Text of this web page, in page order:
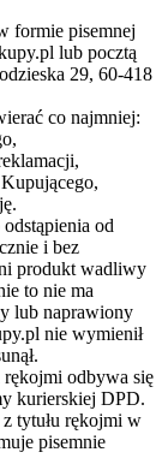
formie pisemnej
lub pocztą
29, 60-418
co najmniej:
od
i bez
produkt wadliwy
to nie ma
lub naprawiony
nie wymienił
rękojmi odbywa się
kurierskiej DPD.
tytułu rękojmi w
pisemnie